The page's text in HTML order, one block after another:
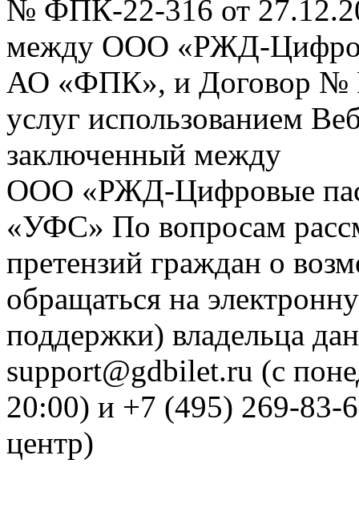
№ ФПК-22-316 от
между ООО «РЖД-
АО «ФПК», и Договор №
услуг использованием
заключенный между
ООО «РЖД-Цифровые
«УФС» По вопросам
претензий граждан о
обращаться на
поддержки) владельца
support@gdbilet.ru (с
20:00) и +7 (495) 269-83-
центр)